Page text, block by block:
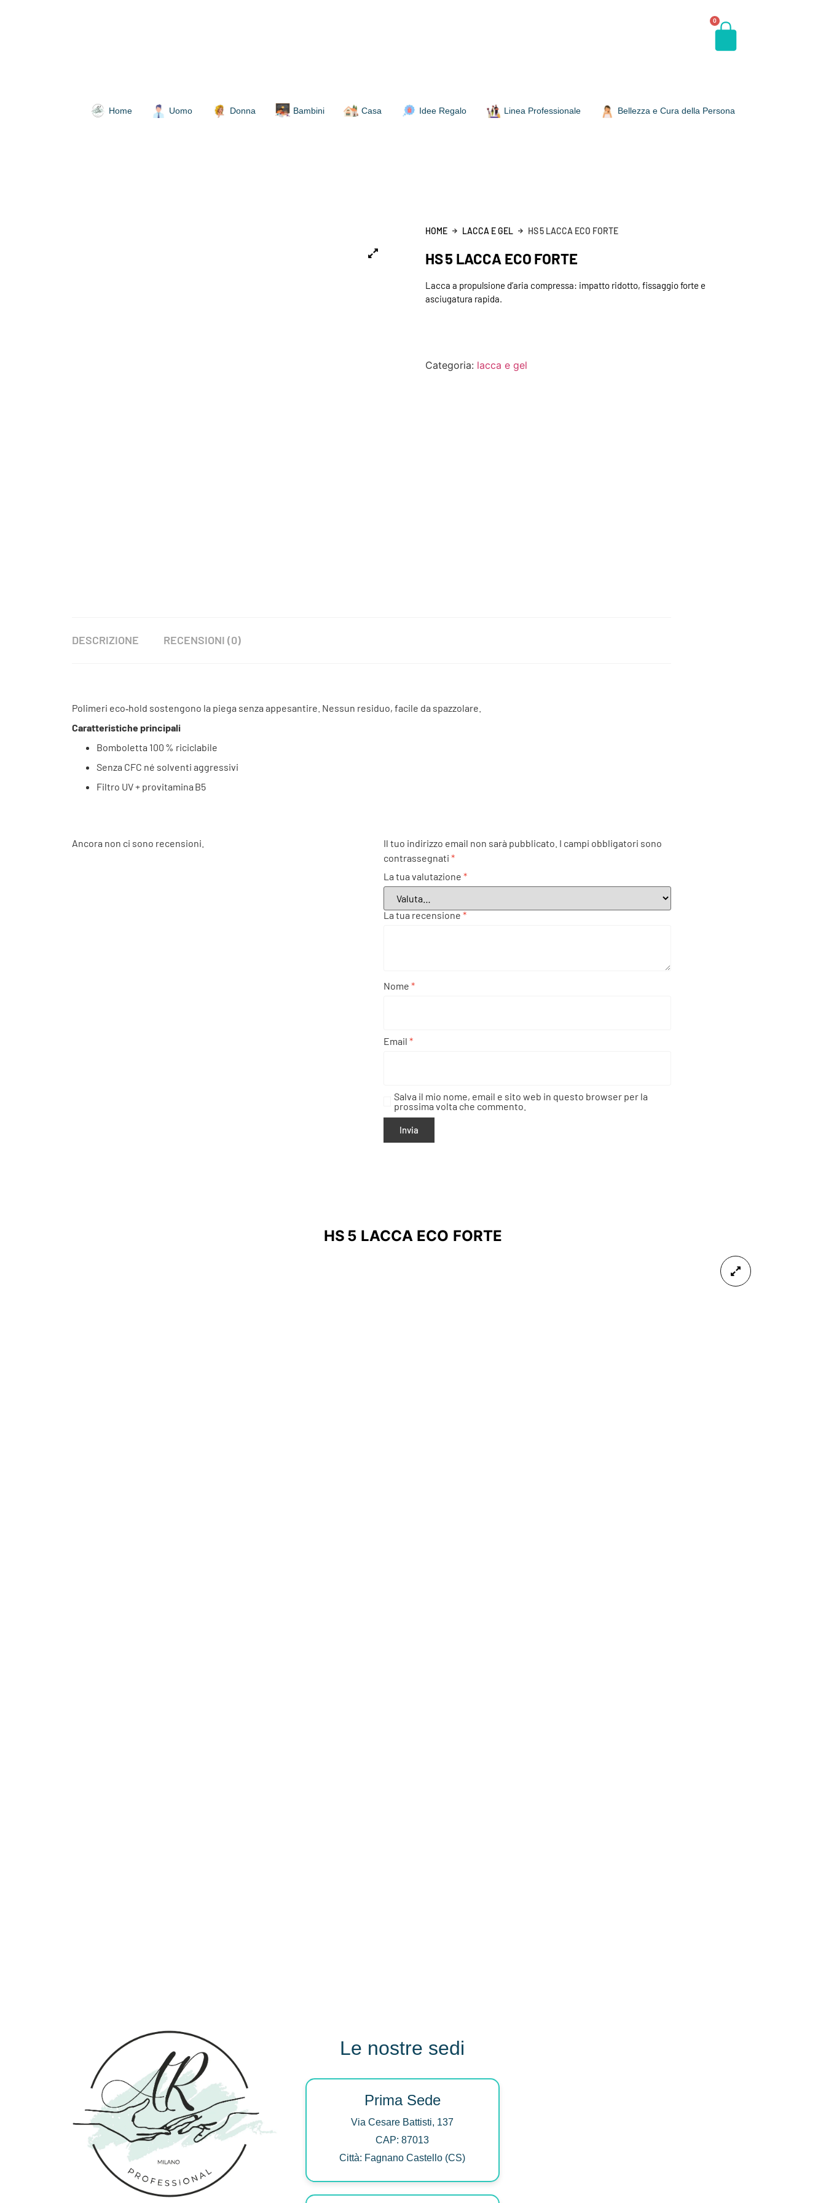
0
Home Uomo Donna Bambini Casa Idee Regalo Linea Professionale Bellezza e Cura della Persona
HOME LACCA E GEL HS 5 LACCA ECO FORTE
HS 5 LACCA ECO FORTE
Lacca a propulsione d’aria compressa: impatto ridotto, fissaggio forte e
asciugatura rapida.
Categoria: lacca e gel
DESCRIZIONE RECENSIONI (0)
Polimeri eco‑hold sostengono la piega senza appesantire. Nessun residuo, facile da spazzolare.
Caratteristiche principali
Bomboletta 100 % riciclabile
Senza CFC né solventi aggressivi
Filtro UV + provitamina B5
Ancora non ci sono recensioni. Il tuo indirizzo email non sarà pubblicato. I campi obbligatori sono
contrassegnati *
La tua valutazione *
La tua recensione *
Nome *
Email *
Salva il mio nome, email e sito web in questo browser per la
prossima volta che commento.
HS 5 LACCA ECO FORTE
Le nostre sedi
Prima Sede
Via Cesare Battisti, 137
CAP: 87013
Città: Fagnano Castello (CS)